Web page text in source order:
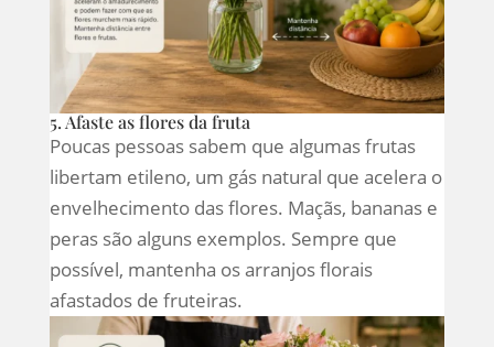
5. Afaste as flores da fruta
Poucas pessoas sabem que algumas frutas
libertam etileno, um gás natural que acelera o
envelhecimento das flores. Maçãs, bananas e
peras são alguns exemplos. Sempre que
possível, mantenha os arranjos florais
afastados de fruteiras.